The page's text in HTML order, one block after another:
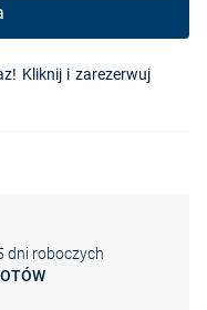
Kliknij i zarezerwuj
dni roboczych